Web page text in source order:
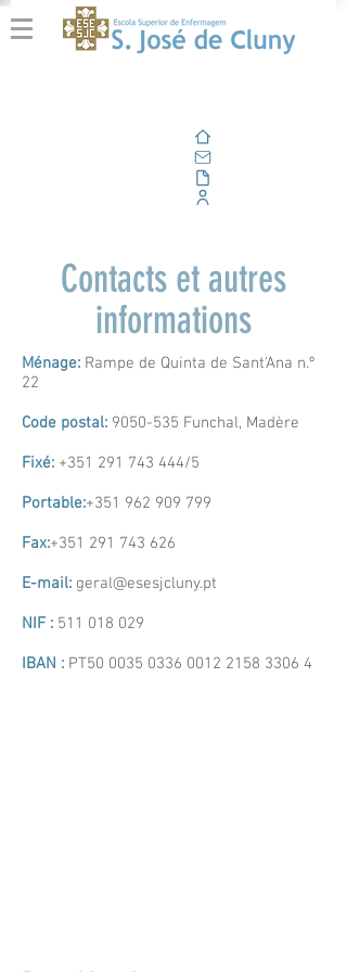
Contacts et autres
informations
Ménage: Rampe de Quinta de Sant'Ana n.º
22
Code postal: 9050-535 Funchal, Madère
Fixé: +351 291 743 444/5
Portable:+351 962 909 799
Fax:+351 291 743 626
E-mail: geral@esesjcluny.pt
NIF : 511 018 029
IBAN : PT50 0035 0336 0012 2158 3306 4